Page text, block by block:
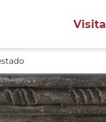
Visita